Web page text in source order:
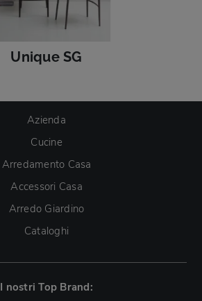
Unique SG
Azienda
Cucine
Arredamento Casa
Accessori Casa
Arredo Giardino
Cataloghi
I nostri Top Brand: